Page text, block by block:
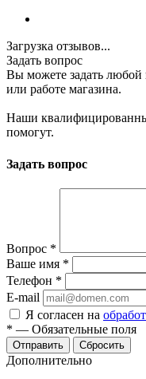
Загрузка отзывов...
Задать вопрос
Вы можете задать любой
или работе магазина.
Наши
помогут.
Задать вопрос
Вопрос *
Ваше имя *
Телефон *
E-mail
Я согласен на
* — Обязательные поля
Отправить Сбросить
Дополнительно